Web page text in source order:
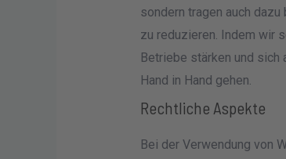
sondern tragen auch
zu reduzieren. Indem wir
Betriebe stärken und
Hand in Hand gehen.
Rechtliche Aspekte
Bei der Verwendung von